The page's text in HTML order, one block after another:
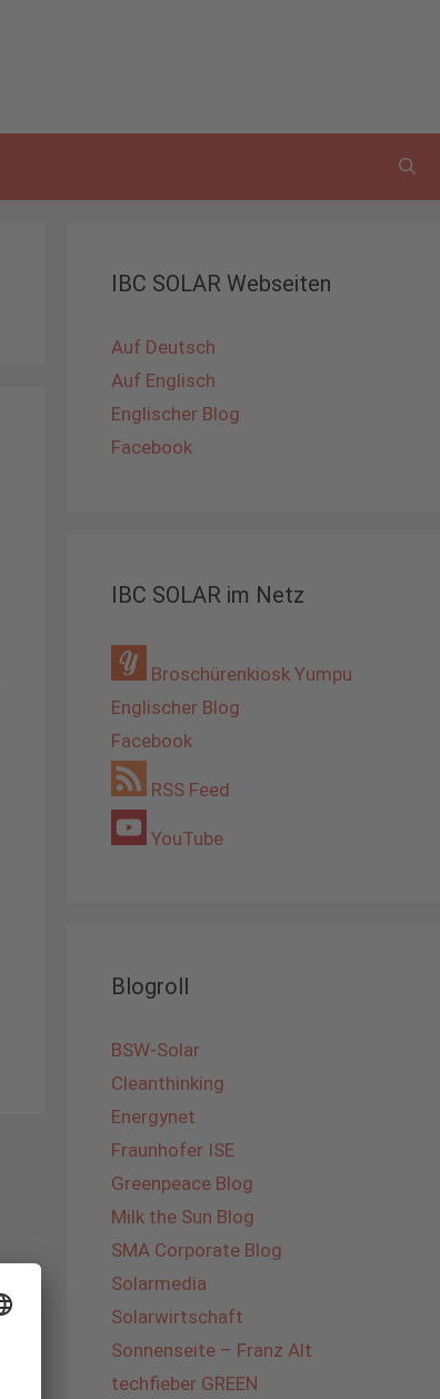
IBC SOLAR Webseiten
Auf Deutsch
Auf Englisch
Englischer Blog
Facebook
IBC SOLAR im Netz
Broschürenkiosk Yumpu
Englischer Blog
Facebook
RSS Feed
YouTube
Blogroll
BSW-Solar
Cleanthinking
Energynet
Fraunhofer ISE
Greenpeace Blog
Milk the Sun Blog
SMA Corporate Blog
Solarmedia
Solarwirtschaft
Sonnenseite – Franz Alt
techfieber GREEN